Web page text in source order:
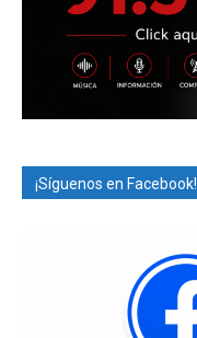
¡Síguenos en Facebook!